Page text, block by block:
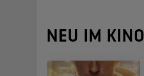
NEU IM KINO